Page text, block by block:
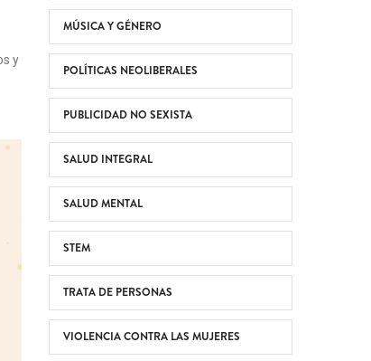
y
MÚSICA Y GÉNERO
POLÍTICAS NEOLIBERALES
PUBLICIDAD NO SEXISTA
SALUD INTEGRAL
SALUD MENTAL
STEM
TRATA DE PERSONAS
VIOLENCIA CONTRA LAS MUJERES